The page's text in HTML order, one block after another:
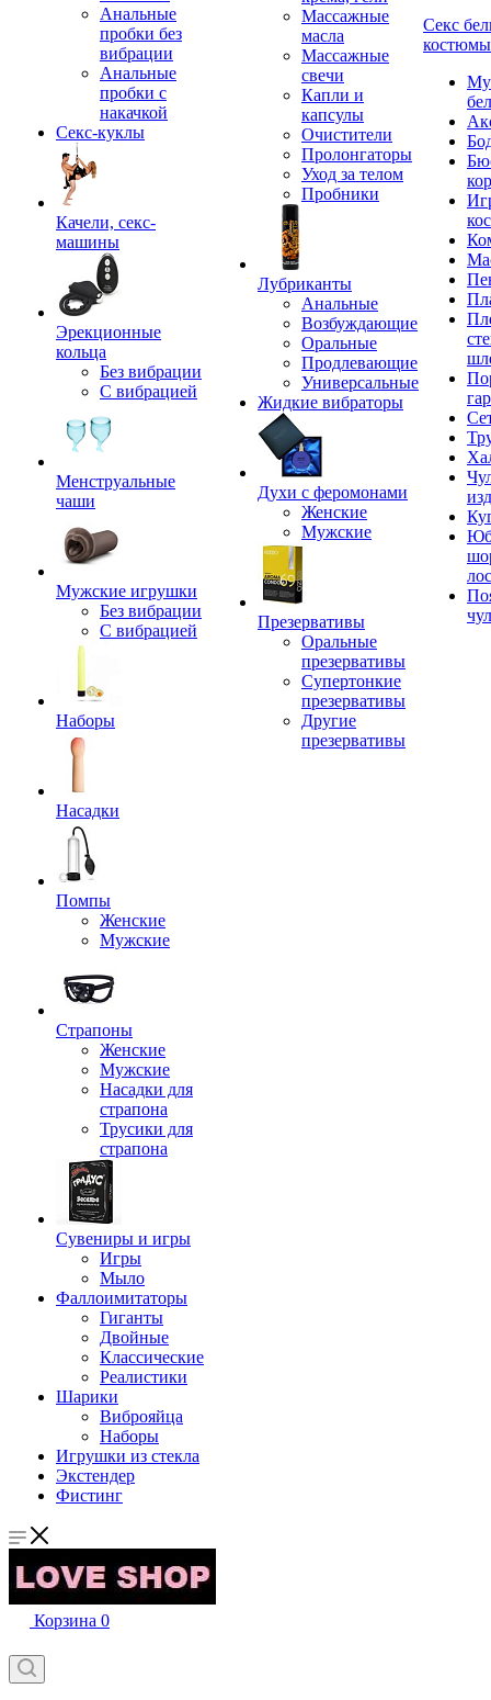
Анальные
пробки без
вибрации
Анальные
пробки с
накачкой
Секс-куклы
Качели, секс-
машины
Эрекционные
кольца
Без вибрации
С вибрацией
Менструальные
чаши
Мужские игрушки
Без вибрации
С вибрацией
Наборы
Насадки
Помпы
Женские
Мужские
Страпоны
Женские
Мужские
Насадки для
страпона
Трусики для
страпона
Сувениры и игры
Игры
Мыло
Фаллоимитаторы
Гиганты
Двойные
Классические
Реалистики
Шарики
Виброяйца
Наборы
Игрушки из стекла
Экстендер
Фистинг
Массажные
масла
Массажные
свечи
Капли и
капсулы
Очистители
Пролонгаторы
Уход за телом
Пробники
Лубриканты
Анальные
Возбуждающие
Оральные
Продлевающие
Универсальные
Жидкие вибраторы
Духи с феромонами
Женские
Мужские
Презервативы
Оральные
презервативы
Супертонкие
презервативы
Другие
презервативы
Секс
костюмы
Корзина 0